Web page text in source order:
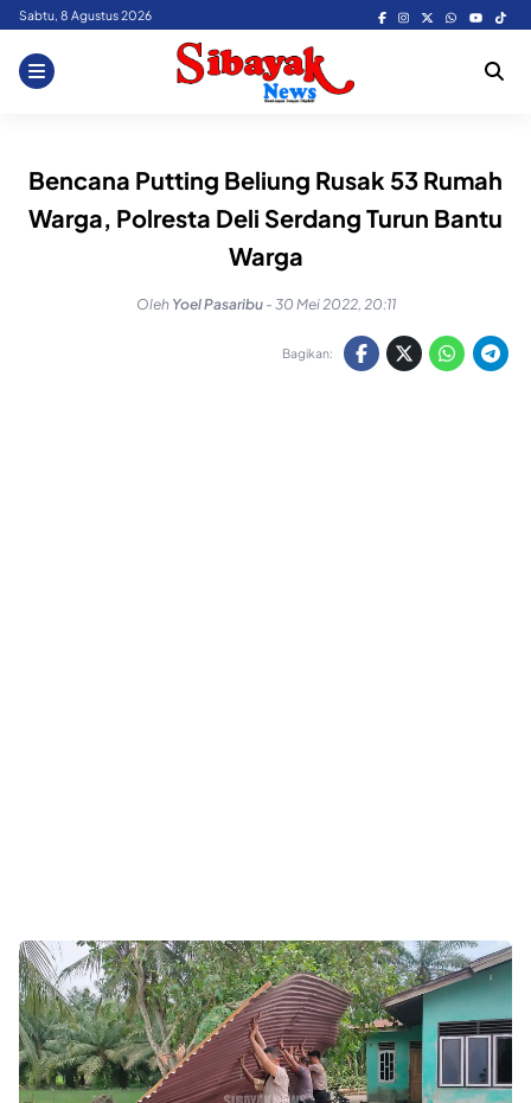
Skip
content
Sabtu, 8 Agustus 2026
Bencana Putting Beliung Rusak 53 Rumah
Warga, Polresta Deli Serdang Turun Bantu
Warga
Oleh Yoel Pasaribu - 30 Mei 2022, 20:11
Bagikan: